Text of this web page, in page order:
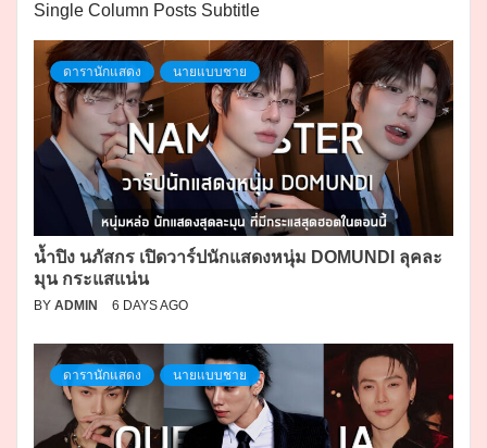
Single Column Posts Subtitle
ดารานักแสดง นายแบบชาย
น้ำปิง นภัสกร เปิดวาร์ปนักแสดงหนุ่ม DOMUNDI ลุคละ
มุน กระแสแน่น
BY ADMIN 6 DAYS AGO
ดารานักแสดง นายแบบชาย